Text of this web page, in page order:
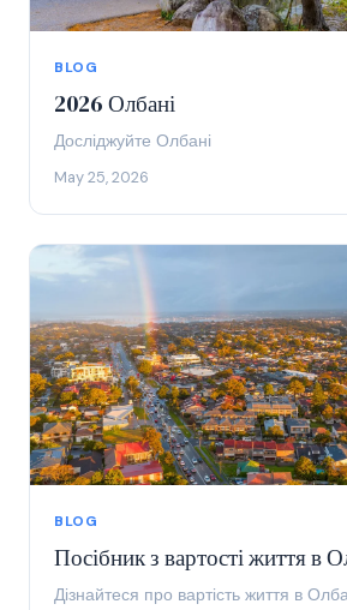
BLOG
2026 Олбані
Досліджуйте Олбані
May 25, 2026
BLOG
Посібник з вартості життя в
Дізнайтеся про вартість життя в